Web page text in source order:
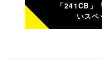
「241CB」
いスペ